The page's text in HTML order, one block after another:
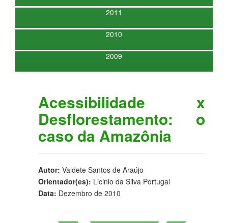
2011
2010
2009
Acessibilidade x
Desflorestamento: o
caso da Amazônia
Autor: Valdete Santos de Araújo
Orientador(es): Licinio da Silva Portugal
Data: Dezembro de 2010